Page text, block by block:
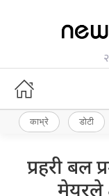
काभ्रे डोटी
प्रहरी बल